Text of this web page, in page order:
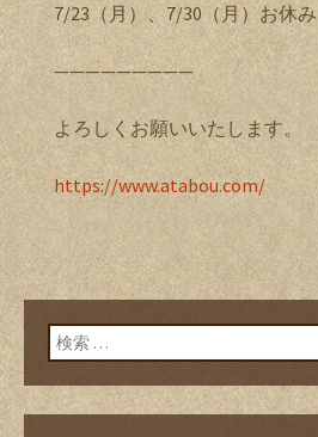
7/23（月）、7/30（月）お休み
—————————
よろしくお願いいたします。
https://www.atabou.com/
検索: